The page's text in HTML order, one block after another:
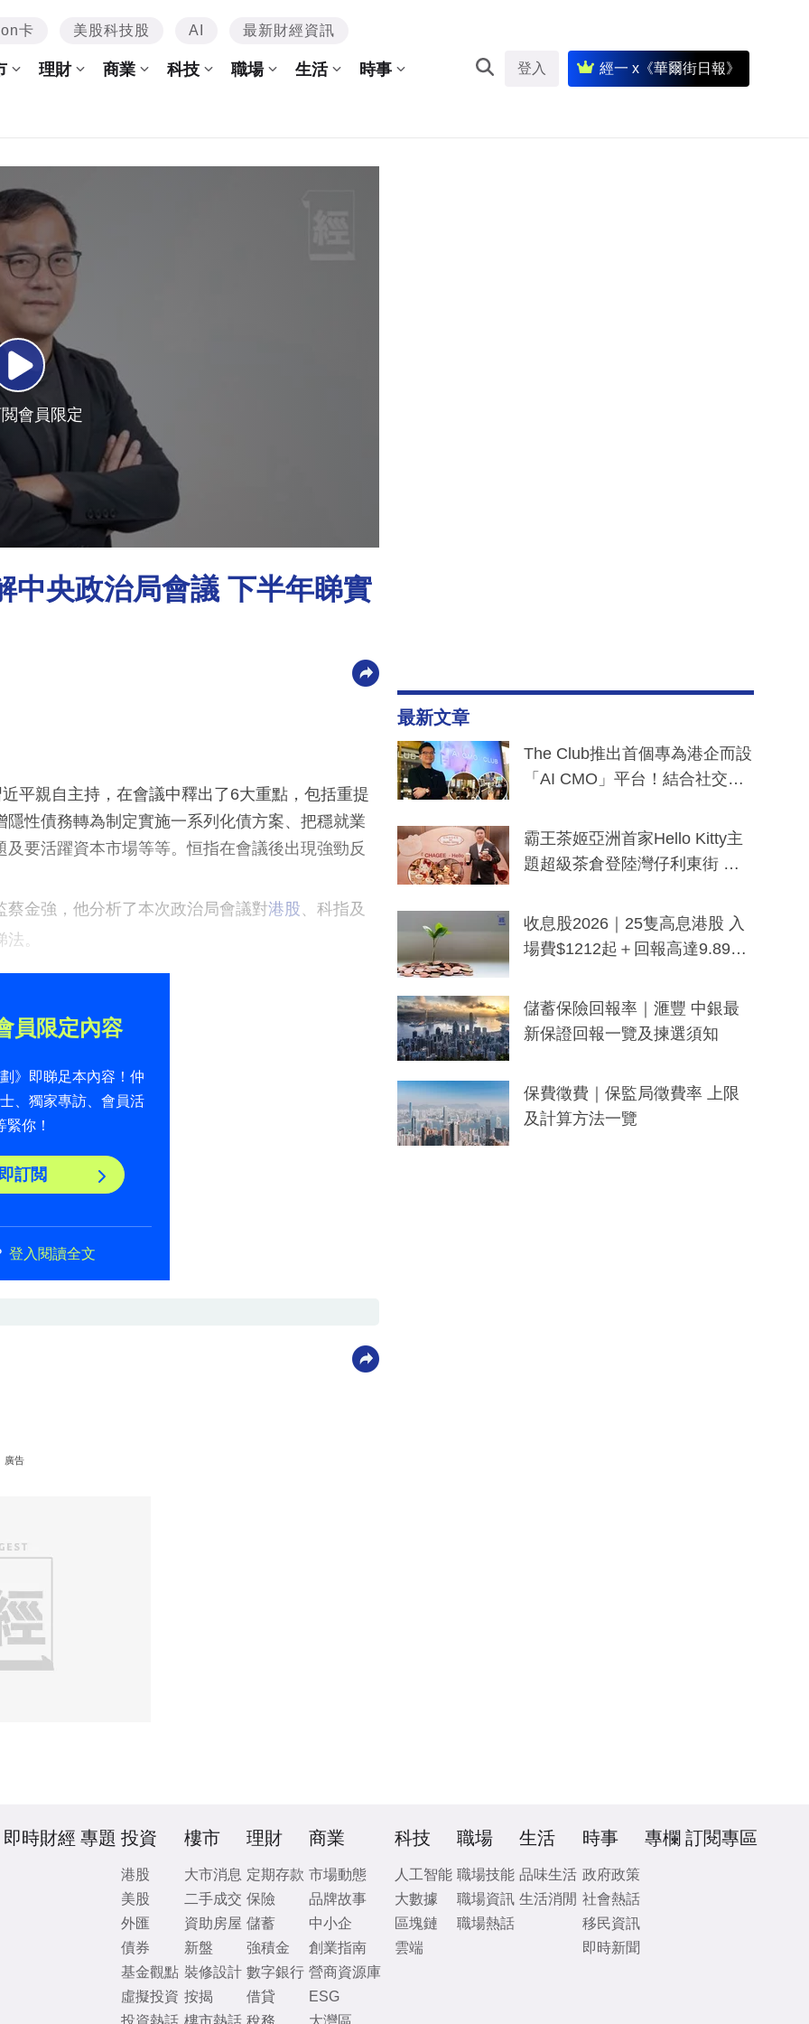
卡 美股科技股 AI 最新財經資訊
理財 商業 科技 職場 生活 時事 登入 經一 x《華爾街日報》
會員限定
中央政治局會議 下半年睇實
平親自主持，在會議中釋出了6大重點，包括重提
性債務轉為制定實施一系列化債方案、把穩就業
要活躍資本市場等等。恒指在會議後出現強勁反
金強，他分析了本次政治局會議對港股、科指及
。
員限定內容
》即睇足本內容！仲
、獨家專訪、會員活
緊你！
訂閲
登入閱讀全文
廣告
最新文章
The Club推出首個專為港企而設
「AI CMO」平台！結合社交聆
分鐘生成「貼地」宣傳短片
霸王茶姬亞洲首家Hello Kitty主
題超級茶倉登陸灣仔利東街 推
y及香港限定特調系列
收息股2026｜25隻高息港股 入
場費$1212起＋回報高達9.89
儲蓄保險回報率｜滙豐 中銀最
新保證回報一覽及揀選須知
保費徵費｜保監局徵費率 上限
及計算方法一覽
即時財經 專題 投資
港股
美股
外匯
債券
基金觀點
虛擬投資
樓市
大市消息
二手成交
資助房屋
新盤
裝修設計
按揭
理財
定期存款
保險
儲蓄
強積金
數字銀行
借貸
商業
市場動態
品牌故事
中小企
創業指南
營商資源庫
ESG
科技
人工智能
大數據
區塊鏈
雲端
職場
職場技能
職場資訊
職場熱話
生活
品味生活
生活消閒
時事
政府政策
社會熱話
移民資訊
即時新聞
專欄 訂閱專區